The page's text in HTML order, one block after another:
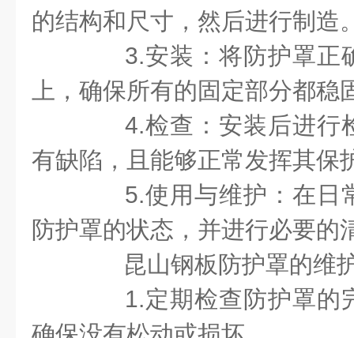
的结构和尺寸，然后进行制造
3.安装：将防护罩正
上，确保所有的固定部分都稳
4.检查：安装后进行
有缺陷，且能够正常发挥其保
5.使用与维护：在日
防护罩的状态，并进行必要的
昆山钢板防护罩的维
1.定期检查防护罩的